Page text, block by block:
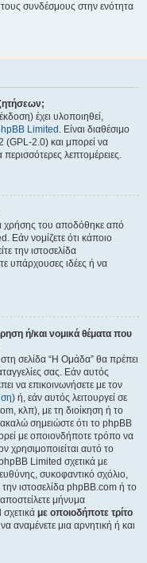
συνδέσμους στην ενότητα
έχει υλοποιηθεί,
Limited . Είναι διαθέσιμο
2.0) και μπορεί να
περισσότερες λεπτομέρειες.
χρήσης του αποδόθηκε από
Εάν νομίζετε ότι κάποιο
την ιστοσελίδα
υπάρχουσες ιδέες ή να
ή/και νομικά θέματα που
σελίδα “Η Ομάδα” θα πρέπει
σας. Εάν αυτός
να επικοινωνήσετε με τον
) ή, εάν αυτός λειτουργεί σε
κλπ), με τη διοίκηση ή το
σημειώστε ότι το phpBB
με οποιονδήποτε τρόπο να
αυτό το
Limited σχετικά με
συκοφαντικό σχόλιο,
την ιστοσελίδα phpBB.com ή το
μήνυμα
με οποιοδήποτε τρίτο
αναμένετε μια αρνητική ή και